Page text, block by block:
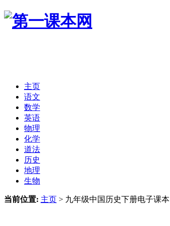
主页
语文
数学
英语
物理
化学
道法
历史
地理
生物
当前位置: 主页 > 九年级中国历史下册电子课本